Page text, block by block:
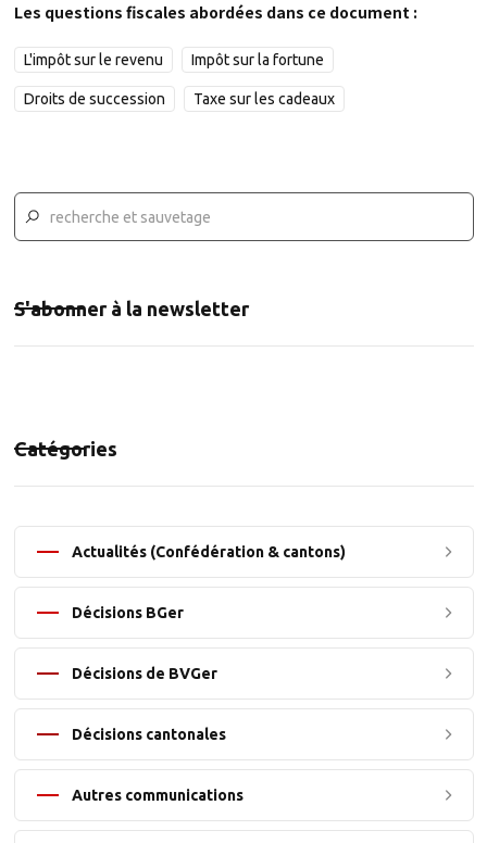
Les questions fiscales abordées dans ce document :
L'impôt sur le revenu Impôt sur la fortune
Droits de succession Taxe sur les cadeaux
S'abonner à la newsletter
Catégories
Actualités (Confédération & cantons)
Décisions BGer
Décisions de BVGer
Décisions cantonales
Autres communications